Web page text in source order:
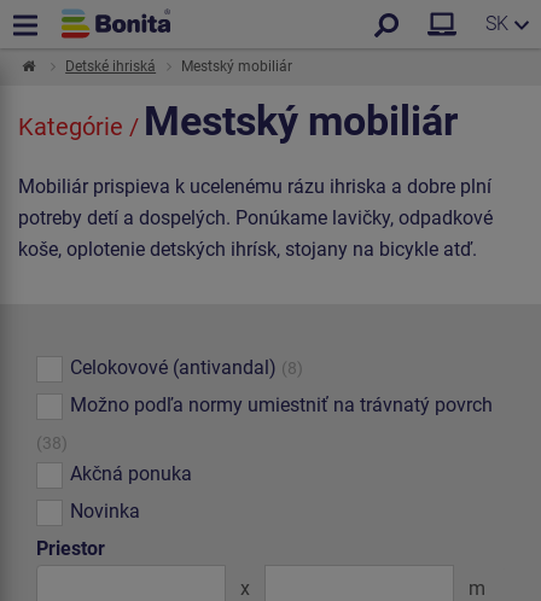
SK
Detské ihriská Mestský mobiliár
Kategórie / Mestský mobiliár
Mobiliár prispieva k ucelenému rázu ihriska a dobre plní
potreby detí a dospelých. Ponúkame lavičky, odpadkové
koše, oplotenie detských ihrísk, stojany na bicykle atď.
Celokovové (antivandal) (8)
Možno podľa normy umiestniť na trávnatý povrch
(38)
Akčná ponuka
Novinka
Priestor
x
m